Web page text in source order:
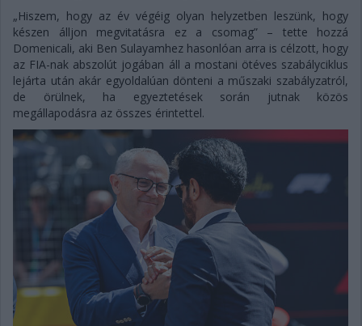
„Hiszem, hogy az év végéig olyan helyzetben leszünk, hogy
készen álljon megvitatásra ez a csomag” – tette hozzá
Domenicali, aki Ben Sulayamhez hasonlóan arra is célzott, hogy
az FIA-nak abszolút jogában áll a mostani ötéves szabályciklus
lejárta után akár egyoldalúan dönteni a műszaki szabályzatról,
de örülnek, ha egyeztetések során jutnak közös
megállapodásra az összes érintettel.